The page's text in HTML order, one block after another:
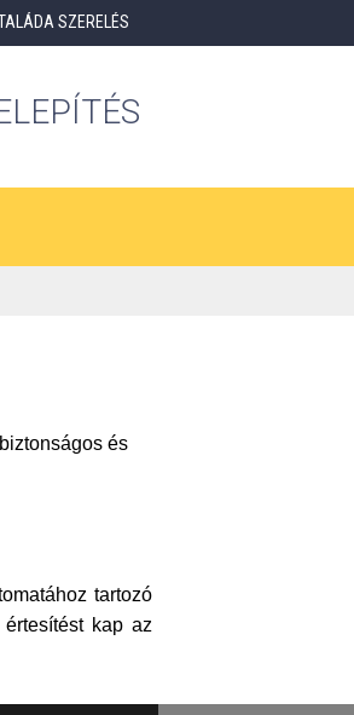
SZERELÉS
és
tartozó
kap az